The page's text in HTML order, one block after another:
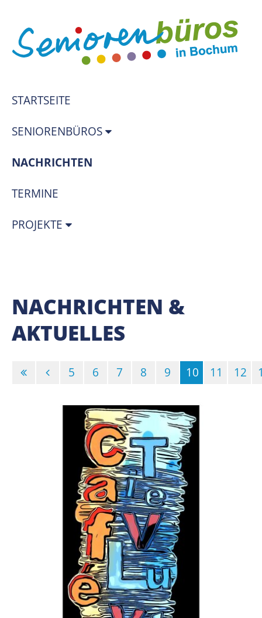
STARTSEITE
SENIORENBÜROS
NACHRICHTEN
TERMINE
PROJEKTE
NACHRICHTEN &
AKTUELLES
5 6 7 8 9
10
(Standort)
11 12